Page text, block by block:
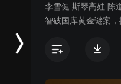
李雪健 斯琴高娃 陈
智破国库黄金谜案，